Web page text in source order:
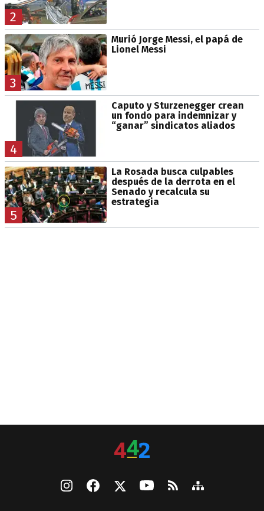
2
3
Murió Jorge Messi, el papá de
Lionel Messi
4
Caputo y Sturzenegger crean
un fondo para indemnizar y
“ganar” sindicatos aliados
5
La Rosada busca culpables
después de la derrota en el
Senado y recalcula su
estrategia